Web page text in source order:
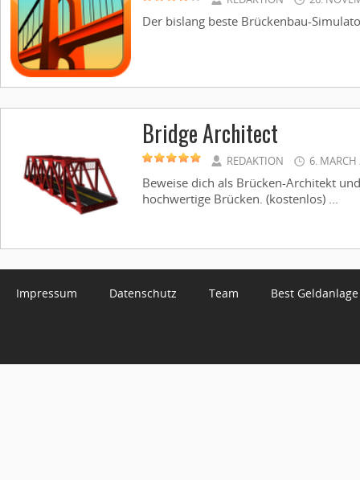
Der bislang beste Brückenbau-
Bridge Architect
REDAKTION 6. MARCH
Beweise dich als Brücken-Architekt
hochwertige Brücken. (kostenlos) ...
Impressum Datenschutz Team Best Geldanlage